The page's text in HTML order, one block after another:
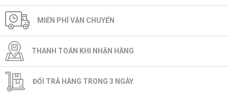
MIẾN PHÍ VẬN CHUYỂN
THANH TOÁN KHI NHẬN HÀNG
ĐỔI TRẢ HÀNG TRONG 3 NGÀY